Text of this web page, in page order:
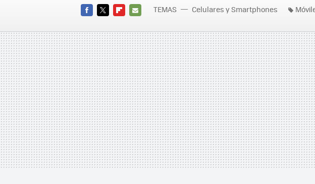
MAIL
TEMAS Celulares y Smartphones